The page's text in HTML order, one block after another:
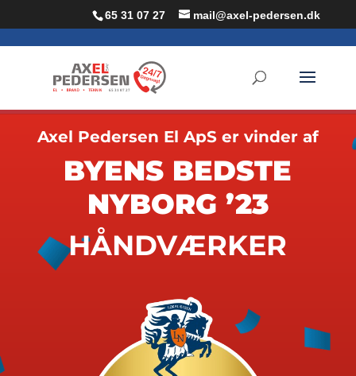
65 31 07 27 mail@axel-pedersen.dk
Axel Pedersen El ApS er vinder af
BYENS BEDSTE
NYBORG ’23
HÅNDVÆRKER